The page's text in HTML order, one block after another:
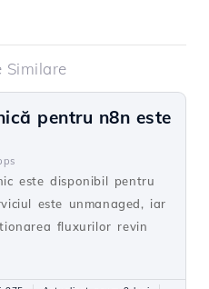
Similare
pentru n8n este
este disponibil pentru
este unmanaged, iar
fluxurilor revin